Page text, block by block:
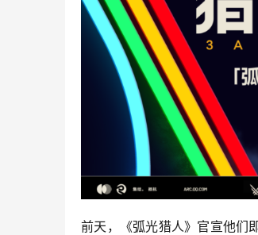
前天，《弧光猎人》官宣他们